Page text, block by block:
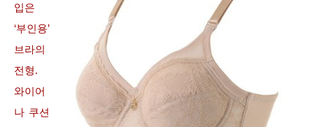
입은
‘부인용’
브라의
전형.
와이어
나 쿠션